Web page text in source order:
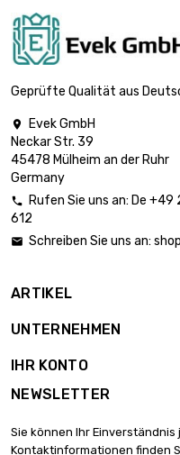
Länge : 400mm
1.6mm
Länge : 300mm
Breite : 300mm
Dicke/Stärke :
Dicke/Stärke :
Länge : 300mm
Dicke/Stärke :
Breite : 300mm
2.36mm
Geprüfte Qualität aus

Evek GmbH
Neckar Str. 39
45478 Mülheim an der Ruhr
Germany
 Rufen Sie uns an: De +49
612
 Schreiben Sie uns an:
ARTIKEL
UNTERNEHMEN
IHR KONTO
NEWSLETTER
Sie können Ihr
Kontaktinformationen finden